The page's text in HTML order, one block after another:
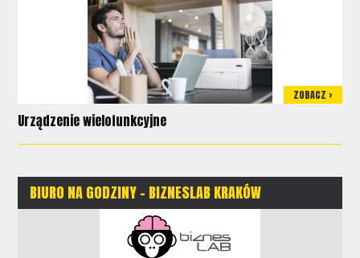
ZOBACZ >
Urządzenie wielofunkcyjne
BIURO NA GODZINY - BIZNESLAB KRAKÓW